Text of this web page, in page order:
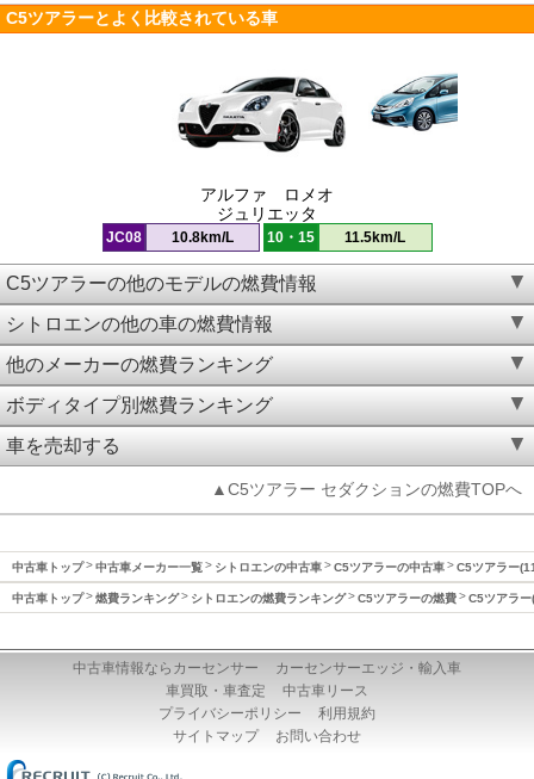
C5ツアラーとよく比較されている車
アルファ ロメオ
ジュリエッタ
JC08 10.8km/L 10・15 11.5km/L
C5ツアラーの他のモデルの燃費情報
シトロエンの他の車の燃費情報
他のメーカーの燃費ランキング
ボディタイプ別燃費ランキング
車を売却する
▲C5ツアラー セダクションの燃費TOPへ
中古車トップ 中古車メーカー一覧 シトロエンの中古車 C5ツアラーの中古車 C5ツアラー
中古車トップ 燃費ランキング シトロエンの燃費ランキング C5ツアラーの燃費 C5ツアラ
中古車情報ならカーセンサー
カーセンサーエッジ・輸入車
車買取・車査定
中古車リース
プライバシーポリシー
利用規約
サイトマップ
お問い合わせ